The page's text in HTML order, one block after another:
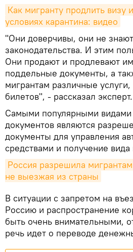
Как мигранту продлить визу
условиях карантина: видео
"Они доверчивы, они не
законодательства. И этим
Они продают и продлевают
поддельные документы, а
мигрантам различные
билетов", - рассказал эксперт.
Самыми популярными
документов являются
документы для управления
средствами и получение
Россия разрешила
не выезжая из страны
В ситуации с запретом на
Россию и распространение
быть очень внимательными,
речь идет о переводе